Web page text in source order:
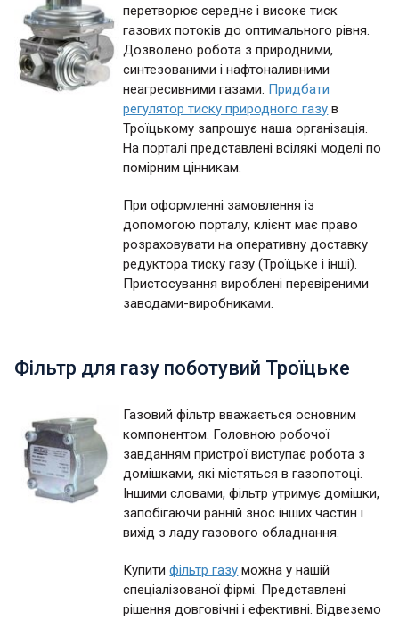
перетворює середнє і високе тиск
газових потоків до оптимального рівня.
Дозволено робота з природними,
синтезованими і нафтоналивними
неагресивними газами. Придбати
регулятор тиску природного газу в
Троїцькому запрошує наша організація.
На порталі представлені всілякі моделі по
помірним цінникам.
При оформленні замовлення із
допомогою порталу, клієнт має право
розраховувати на оперативну доставку
редуктора тиску газу (Троїцьке і інші).
Пристосування вироблені перевіреними
заводами-виробниками.
Фільтр для газу поботувий Троїцьке
Газовий фільтр вважається основним
компонентом. Головною робочої
завданням пристрої виступає робота з
домішками, які містяться в газопотоці.
Іншими словами, фільтр утримує домішки,
запобігаючи ранній знос інших частин і
вихід з ладу газового обладнання.
Купитифільтр газу можна у нашій
спеціалізованої фірмі. Представлені
рішення довговічні і ефективні. Відвеземо